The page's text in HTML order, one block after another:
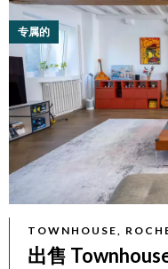
TOWNHOUSE,
出售
专属的